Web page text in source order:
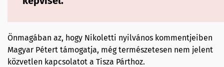
Önmagában az, hogy Nikoletti nyilvános kommentjeiben
Magyar Pétert támogatja, még természetesen nem jelent
közvetlen kapcsolatot a Tisza Párthoz.